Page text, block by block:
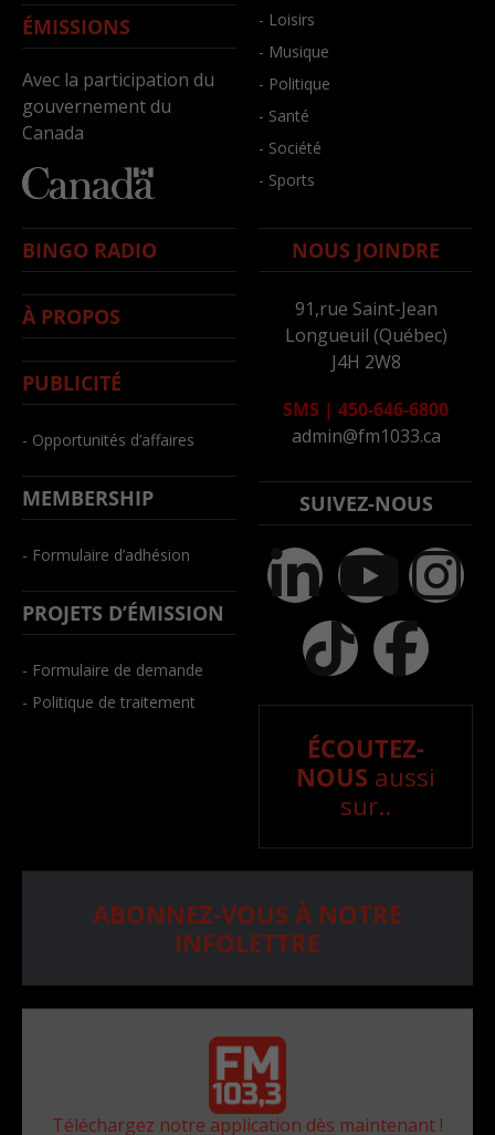
ÉMISSIONS
Avec la participation du
gouvernement du
Canada
- Loisirs
- Musique
- Politique
- Santé
- Société
- Sports
BINGO RADIO
À PROPOS
PUBLICITÉ
- Opportunités d’affaires
MEMBERSHIP
- Formulaire d’adhésion
PROJETS D’ÉMISSION
- Formulaire de demande
- Politique de traitement
NOUS JOINDRE
91,rue Saint-Jean
Longueuil (Québec)
J4H 2W8
SMS | 450-646-6800
admin@fm1033.ca
SUIVEZ-NOUS
ÉCOUTEZ-
NOUS aussi
sur..
ABONNEZ-VOUS À NOTRE
INFOLETTRE
Téléchargez notre application dès maintenant !